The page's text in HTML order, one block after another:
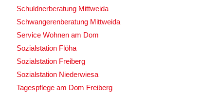
Schuldnerberatung Mittweida
Schwangerenberatung Mittweida
Service Wohnen am Dom
Sozialstation Flöha
Sozialstation Freiberg
Sozialstation Niederwiesa
Tagespflege am Dom Freiberg